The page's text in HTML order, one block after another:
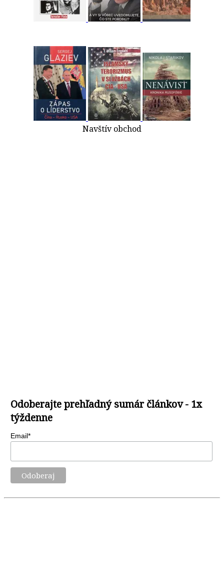
Navštív obchod
Odoberajte prehľadný sumár článkov - 1x
týždenne
Email*